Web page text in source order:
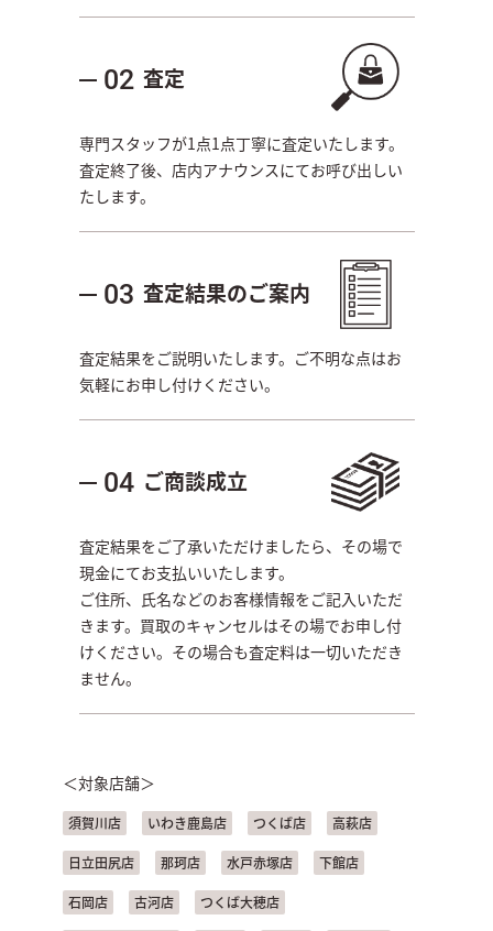
02 査定
専門スタッフが1点1点丁寧に査定いたします。
査定終了後、店内アナウンスにてお呼び出しい
たします。
03 査定結果のご案内
査定結果をご説明いたします。ご不明な点はお
気軽にお申し付けください。
04 ご商談成立
査定結果をご了承いただけましたら、その場で
現金にてお支払いいたします。
ご住所、氏名などのお客様情報をご記入いただ
きます。買取のキャンセルはその場でお申し付
けください。その場合も査定料は一切いただき
ません。
＜対象店舗＞
須賀川店 いわき鹿島店 つくば店 高萩店
日立田尻店 那珂店 水戸赤塚店 下館店
石岡店 古河店 つくば大穂店